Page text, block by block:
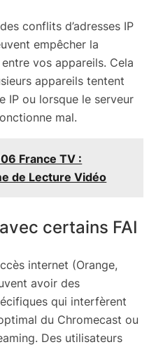
conflits d’adresses IP
empêcher la
vos appareils. Cela
appareils tentent
IP ou lorsque le serveur
mal.
France TV :
de Lecture Vidéo
certains FAI
internet (Orange,
avoir des
qui interfèrent
du Chromecast ou
Des utilisateurs